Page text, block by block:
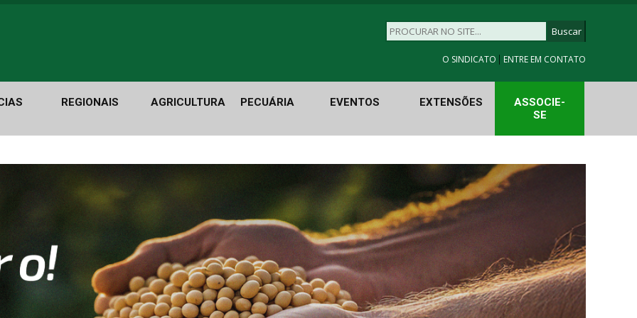
O SINDICATO | ENTRE EM CONTATO
REGIONAIS AGRICULTURA PECUÁRIA EVENTOS EXTENSÕES
ASSOCIE-
SE